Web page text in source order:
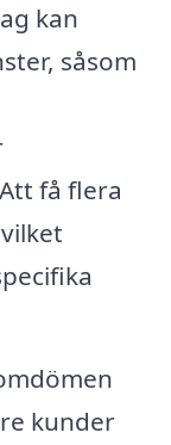
kan
såsom
få flera
kunder